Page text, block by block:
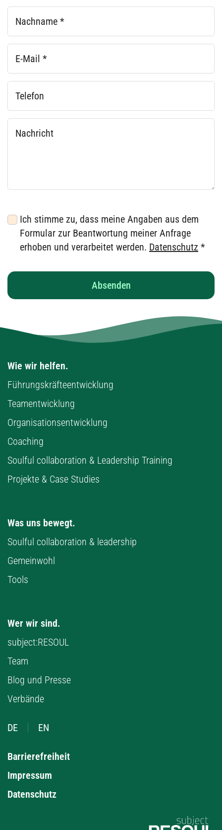
Ich stimme zu, dass meine Angaben aus dem
Formular zur Beantwortung meiner Anfrage
erhoben und verarbeitet werden. Datenschutz *
Wie wir helfen.
Führungskräfteentwicklung
Teamentwicklung
Organisationsentwicklung
Coaching
Soulful collaboration & Leadership Training
Projekte & Case Studies
Was uns bewegt.
Soulful collaboration & leadership
Gemeinwohl
Tools
Wer wir sind.
subject:RESOUL
Team
Blog und Presse
Verbände
DE EN
Barrierefreiheit
Impressum
Datenschutz